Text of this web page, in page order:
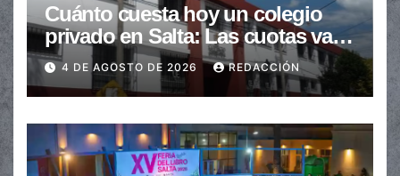
Cuánto cuesta hoy un colegio
privado en Salta: Las cuotas van
de $110.000 a más de $600.000
4 DE AGOSTO DE 2026 REDACCIÓN